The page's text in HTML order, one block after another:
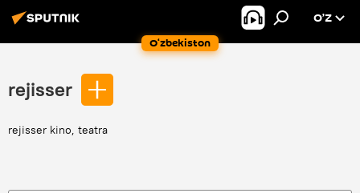
O‘zbekiston
O’Z
rejisser
rejisser kino, teatra